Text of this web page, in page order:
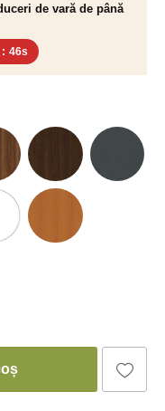
de vară de până
: 45s